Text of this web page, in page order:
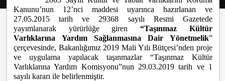
Kanunu’nun 12’nci maddesi uyarınca hazırlanan ve
27.05.2015 tarih ve 29368 sayılı Resmi Gazetede
yayımlanarak yürürlüğe giren“Taşınmaz Kültür
Varlıklarına Yardım Sağlanmasına Dair Yönetmelik”
çerçevesinde, Bakanlığımız 2019 Mali Yılı Bütçesi’nden proje
ve uygulama yapılacak taşınmazlar “Taşınmaz Kültür
Varlıklarına Yardım Komisyonu”nun 29.03.2019 tarih ve 1
sayılı kararı ile belirlenmiştir.